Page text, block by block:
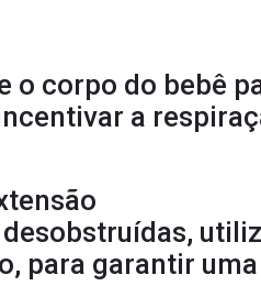
o corpo do bebê
a
para garantir